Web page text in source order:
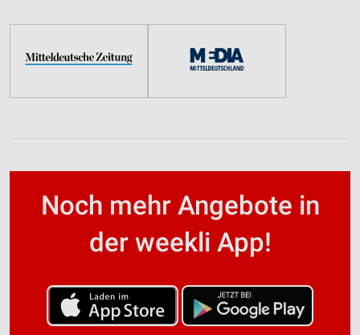
Noch mehr Angebote in
der weekli App!